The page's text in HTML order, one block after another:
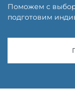
Поможем с
подготовим